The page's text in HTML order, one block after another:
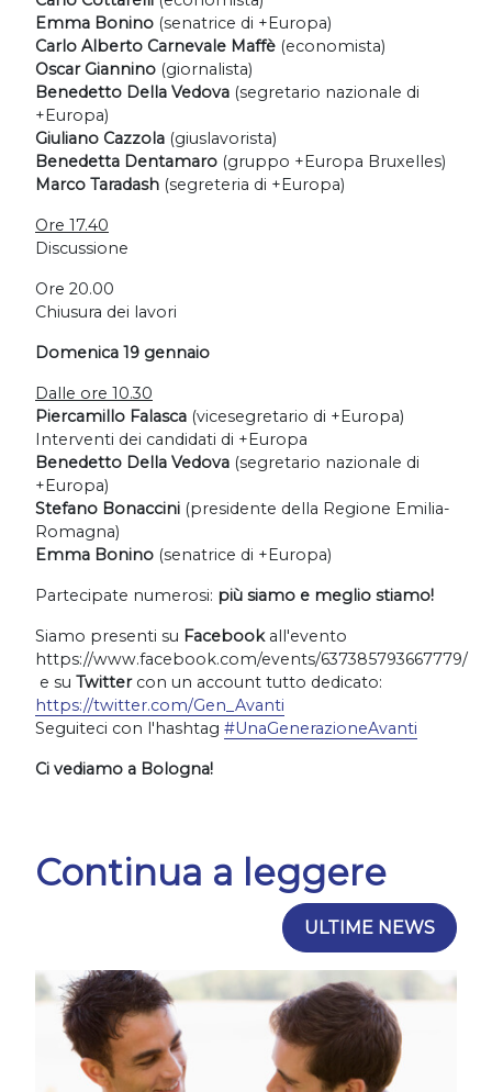
Emma Bonino (senatrice di +Europa)
Carlo Alberto Carnevale Maffè (economista)
Oscar Giannino (giornalista)
Benedetto Della Vedova (segretario nazionale di
+Europa)
Giuliano Cazzola (giuslavorista)
Benedetta Dentamaro (gruppo +Europa Bruxelles)
Marco Taradash (segreteria di +Europa)
Ore 17.40
Discussione
Ore 20.00
Chiusura dei lavori
Domenica 19 gennaio
Dalle ore 10.30
Piercamillo Falasca (vicesegretario di +Europa)
Interventi dei candidati di +Europa
Benedetto Della Vedova (segretario nazionale di
+Europa)
Stefano Bonaccini (presidente della Regione Emilia-
Romagna)
Emma Bonino (senatrice di +Europa)
Partecipate numerosi: più siamo e meglio stiamo!
Siamo presenti su Facebookall'evento
https://www.facebook.com/events/637385793667779/
e su Twittercon un account tutto dedicato:
https://twitter.com/Gen_Avanti
Seguiteci con l'hashtag #UnaGenerazioneAvanti
Ci vediamo a Bologna!
Continua a leggere
ULTIME NEWS